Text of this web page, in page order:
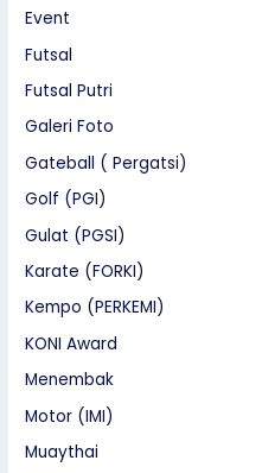
Event
Futsal
Futsal Putri
Galeri Foto
Gateball ( Pergatsi)
Golf (PGI)
Gulat (PGSI)
Karate (FORKI)
Kempo (PERKEMI)
KONI Award
Menembak
Motor (IMI)
Muaythai